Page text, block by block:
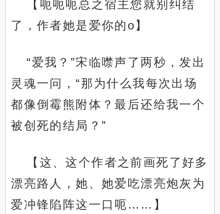
【呃呃呃总之宿主您就别纠结
了，作者她是爱你的o】
“爱我？”宋临噤声了两秒，发出
灵魂一问，“那为什么我每次出场
都像倒霉熊附体？最后还给我一个
被创死的结局？”
【这、这个作者之前画死了好多
漂亮路人，她、她爱吃漂亮炮灰为
爱冲锋陷阵这一口呃……】